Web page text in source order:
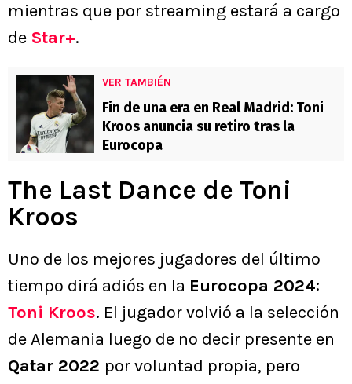
mientras que por streaming estará a cargo
de Star+.
VER TAMBIÉN
Fin de una era en Real Madrid: Toni
Kroos anuncia su retiro tras la
Eurocopa
The Last Dance de Toni
Kroos
Uno de los mejores jugadores del último
tiempo dirá adiós en la Eurocopa 2024:
Toni Kroos. El jugador volvió a la selección
de Alemania luego de no decir presente en
Qatar 2022 por voluntad propia, pero